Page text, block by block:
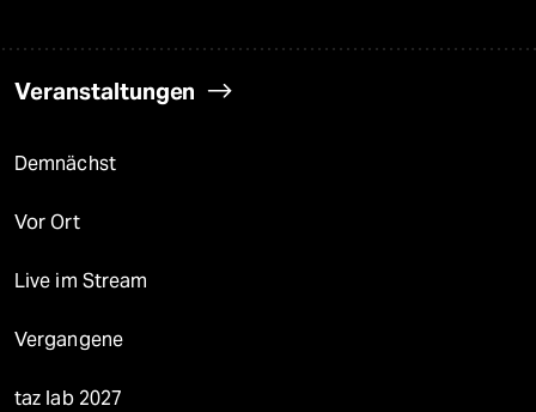
Veranstaltungen
Demnächst
Vor Ort
Live im Stream
Vergangene
taz lab 2027